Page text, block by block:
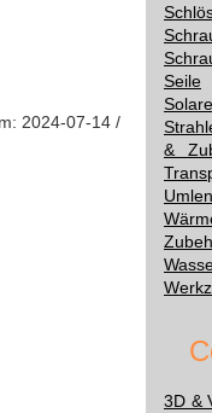
2024-07-14 /
Seile
&
3D &